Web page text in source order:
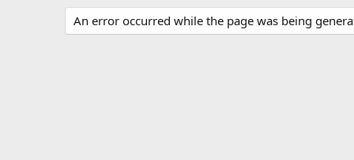
An error occurred while the page was being